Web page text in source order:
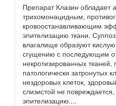
Препарат Клазин обладает
трихомонацидным,
кровоостанавливающим
эпителизацию ткани.
влагалище образуют
сгущению с последующим
некротизированных
патологически затронутых
нездоровых клеток,
слизистой не
эпителизацию....